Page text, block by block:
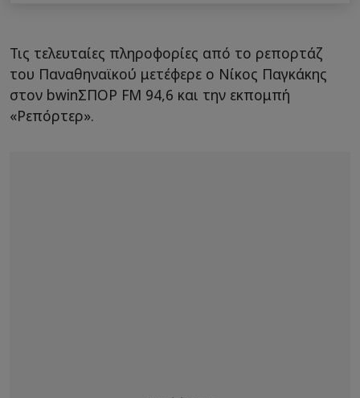
Τις τελευταίες πληροφορίες από το ρεπορτάζ
του Παναθηναϊκού μετέφερε ο Νίκος Παγκάκης
στον bwinΣΠΟΡ FM 94,6 και την εκπομπή
«Ρεπόρτερ».